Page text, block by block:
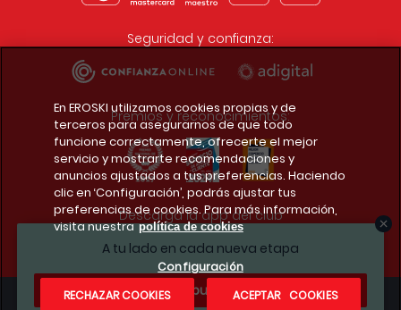
A tu lado en cada nueva etapa
¿Te apuntas?
Seguridad y confianza:
Premios y reconocimientos:
Descarga la app del club
En EROSKI utilizamos cookies propias y de
terceros para asegurarnos de que todo
funcione correctamente, ofrecerte el mejor
servicio y mostrarte recomendaciones y
anuncios ajustados a tus preferencias. Haciendo
clic en ‘Configuración’, podrás ajustar tus
preferencias de cookies. Para más información,
visita nuestra política de cookies
Configuración
RECHAZAR COOKIES
ACEPTAR COOKIES